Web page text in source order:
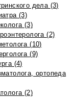
дела (3)
(3)
(3)
(2)
(10)
(9)
(4)
ортопеда
(2)